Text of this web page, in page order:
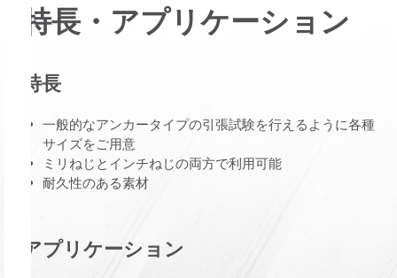
特長・アプリケーション
特長
一般的なアンカータイプの引張試験を行えるように各種
サイズをご用意
ミリねじとインチねじの両方で利用可能
耐久性のある素材
アプリケーション